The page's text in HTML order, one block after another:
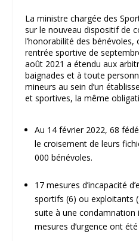
La ministre chargée des
sur le nouveau dispositif de
l’honorabilité des
rentrée sportive de
août 2021 a étendu aux
baignades et à toute
mineurs au sein d’un
et sportives, la même
Au 14 février 2022, 68
le croisement de leurs
000 bénévoles.
17 mesures d’incapacité
sportifs (6) ou exploitants
suite à une condamnation
mesures d’urgence ont